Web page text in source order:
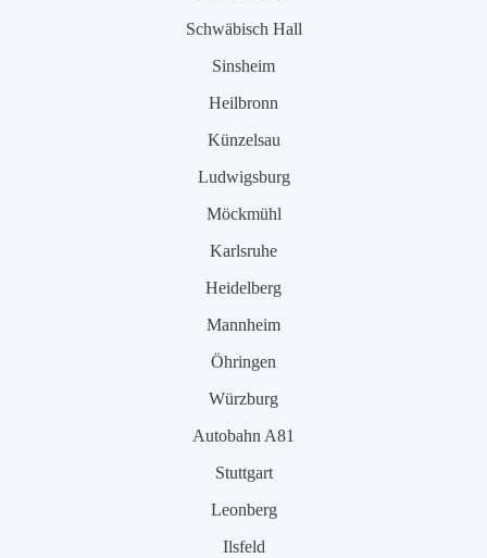
Schwäbisch Hall
Sinsheim
Heilbronn
Künzelsau
Ludwigsburg
Möckmühl
Karlsruhe
Heidelberg
Mannheim
Öhringen
Würzburg
Autobahn A81
Stuttgart
Leonberg
Ilsfeld